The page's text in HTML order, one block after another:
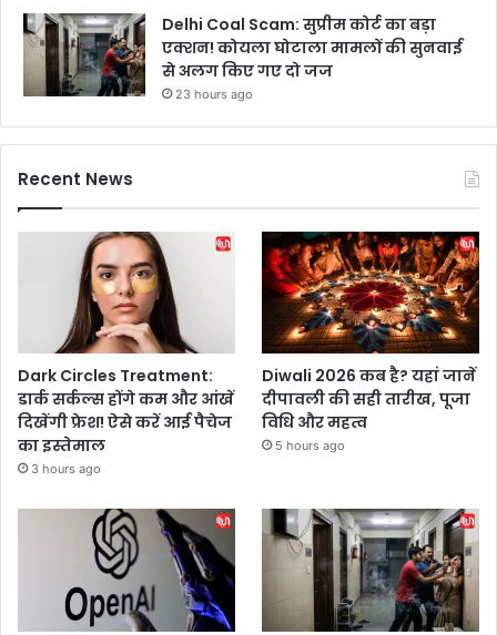
Delhi Coal Scam: सुप्रीम कोर्ट का बड़ा
एक्शन! कोयला घोटाला मामलों की सुनवाई
से अलग किए गए दो जज
23 hours ago
Recent News
Dark Circles Treatment:
डार्क सर्कल्स होंगे कम और आंखें
दिखेंगी फ्रेश! ऐसे करें आई पैचेज
का इस्तेमाल
3 hours ago
Diwali 2026 कब है? यहां जानें
दीपावली की सही तारीख, पूजा
विधि और महत्व
5 hours ago